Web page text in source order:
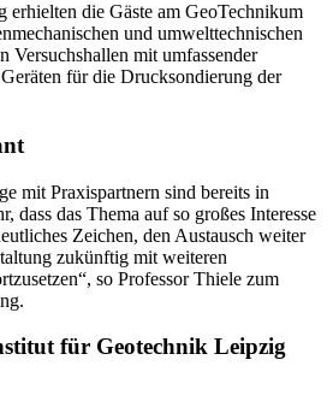
erhielten die Gäste am GeoTechnikum
und umwelttechnischen
Versuchshallen mit umfassender
für die Drucksondierung der
mit Praxispartnern sind bereits in
dass das Thema auf so großes Interesse
Zeichen, den Austausch weiter
zukünftig mit weiteren
so Professor Thiele zum
für Geotechnik Leipzig